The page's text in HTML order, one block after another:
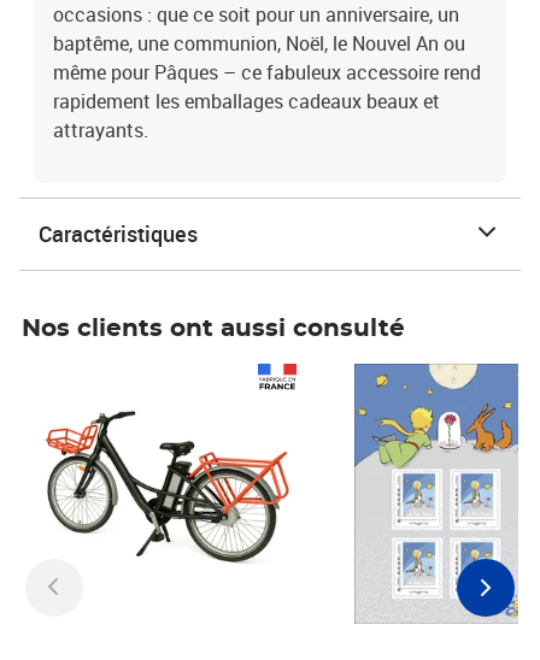
occasions : que ce soit pour un anniversaire, un
baptême, une communion, Noël, le Nouvel An ou
même pour Pâques – ce fabuleux accessoire rend
rapidement les emballages cadeaux beaux et
attrayants.
Caractéristiques
Nos clients ont aussi consulté
Prix 6,25€ HT